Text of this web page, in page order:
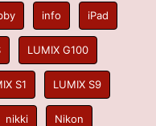
info iPad
LUMIX G100
S1 LUMIX S9
nikki Nikon